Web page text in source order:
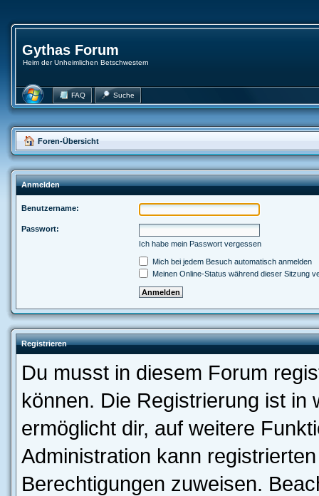
Gythas Forum
Heim der Unheimlichen Betschwestern
FAQ Suche
Foren-Übersicht
Anmelden
Benutzername:
Passwort:
Ich habe mein Passwort vergessen
Mich bei jedem Besuch automatisch anmelden
Meinen Online-Status während dieser Sitzung
Registrieren
Du musst in diesem Forum
können. Die Registrierung ist in
ermöglicht dir, auf weitere
Administration kann
Berechtigungen zuweisen.